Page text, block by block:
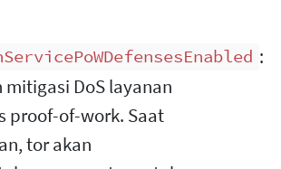
:
mitigasi DoS layanan
proof-of-work. Saat
tor akan